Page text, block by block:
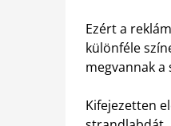
Ezért a
különféle
megvannak
Kifejezetten